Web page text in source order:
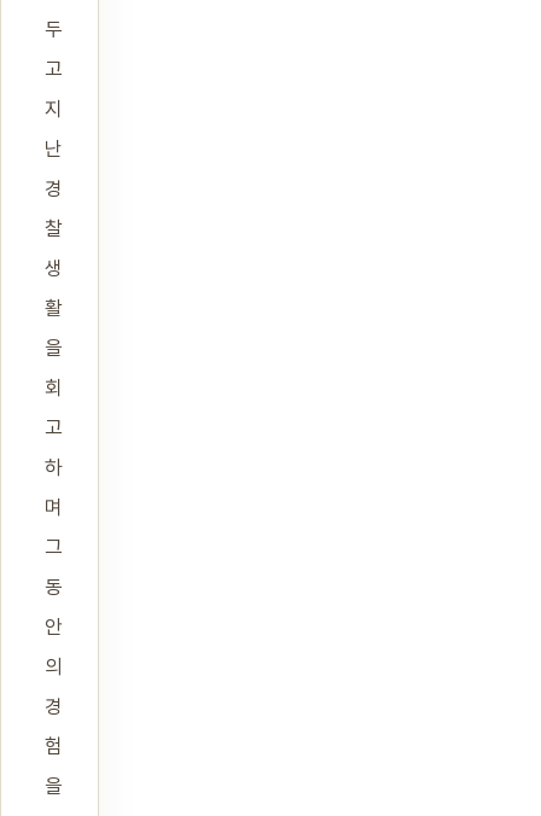
두
고
지
난
경
찰
생
활
을
회
고
하
며
그
동
안
의
경
험
을